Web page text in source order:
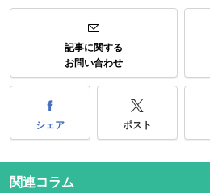
記事に関する
お問い合わせ
シェア ポスト
関連コラム